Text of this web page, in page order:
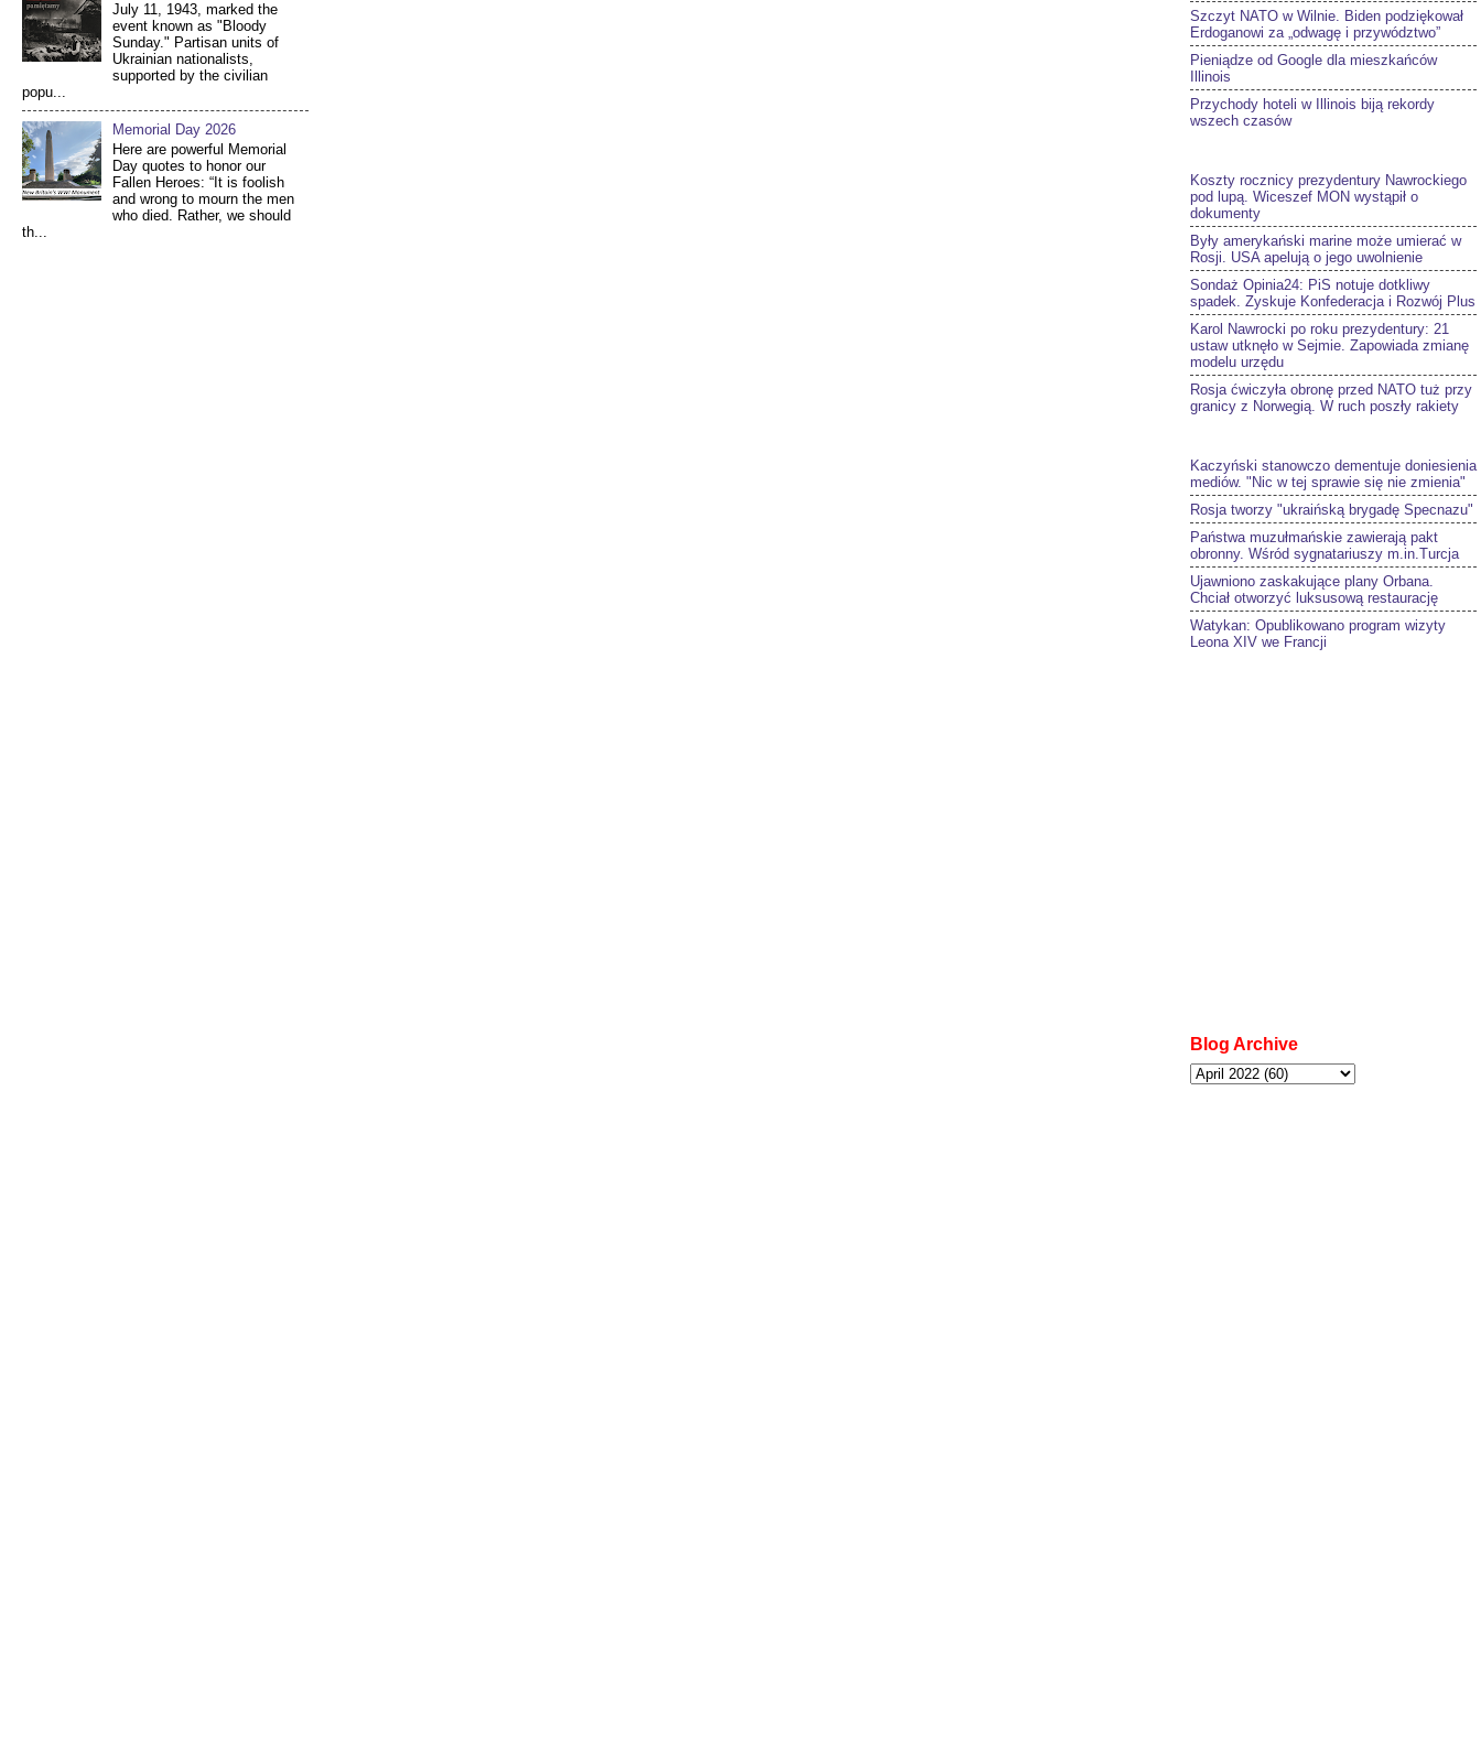
July 11, 1943, marked the
event known as "Bloody
Sunday." Partisan units of
Ukrainian nationalists,
supported by the civilian
popu...
Memorial Day 2026
Here are powerful Memorial
Day quotes to honor our
Fallen Heroes: “It is foolish
and wrong to mourn the men
who died. Rather, we should
th...
Szczyt NATO w Wilnie. Biden podziękował
Erdoganowi za „odwagę i przywództwo”
Pieniądze od Google dla mieszkańców
Illinois
Przychody hoteli w Illinois biją rekordy
wszech czasów
Koszty rocznicy prezydentury Nawrockiego
pod lupą. Wiceszef MON wystąpił o
dokumenty
Były amerykański marine może umierać w
Rosji. USA apelują o jego uwolnienie
Sondaż Opinia24: PiS notuje dotkliwy
spadek. Zyskuje Konfederacja i Rozwój Plus
Karol Nawrocki po roku prezydentury: 21
ustaw utknęło w Sejmie. Zapowiada zmianę
modelu urzędu
Rosja ćwiczyła obronę przed NATO tuż przy
granicy z Norwegią. W ruch poszły rakiety
Kaczyński stanowczo dementuje doniesienia
mediów. "Nic w tej sprawie się nie zmienia"
Rosja tworzy "ukraińską brygadę Specnazu"
Państwa muzułmańskie zawierają pakt
obronny. Wśród sygnatariuszy m.in.Turcja
Ujawniono zaskakujące plany Orbana.
Chciał otworzyć luksusową restaurację
Watykan: Opublikowano program wizyty
Leona XIV we Francji
Blog Archive